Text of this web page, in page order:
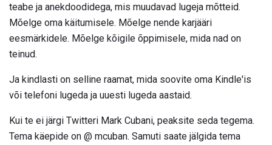
teabe ja anekdoodidega, mis muudavad lugeja mõtteid.
Mõelge oma käitumisele. Mõelge nende karjääri
eesmärkidele. Mõelge kõigile õppimisele, mida nad on
teinud.
Ja kindlasti on selline raamat, mida soovite oma Kindle'is
või telefoni lugeda ja uuesti lugeda aastaid.
Kui te ei järgi Twitteri Mark Cubani, peaksite seda tegema.
Tema käepide on @ mcuban. Samuti saate jälgida tema